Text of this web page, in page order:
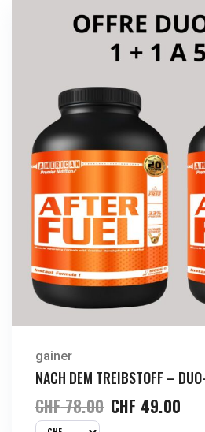
Jetzt Kaufen
gainer
NACH DEM TREIBSTOFF –
CHF78.00 CHF 49.00